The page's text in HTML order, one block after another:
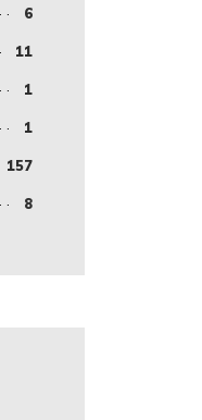
6
11
1
1
157
8